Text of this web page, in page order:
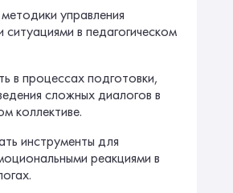
управления
в педагогическом
в процессах подготовки,
сложных диалогов в
коллективе.
инструменты для
реакциями в